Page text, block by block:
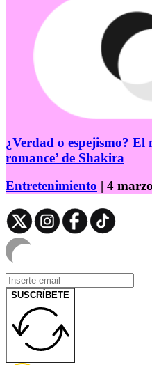
¿Verdad o espejismo? El
romance’ de Shakira
Entretenimiento | 4
SUSCRÍBETE